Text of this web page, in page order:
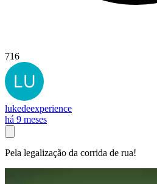
716
lukedeexperience
há 9 meses
Pela legalização da corrida de rua!